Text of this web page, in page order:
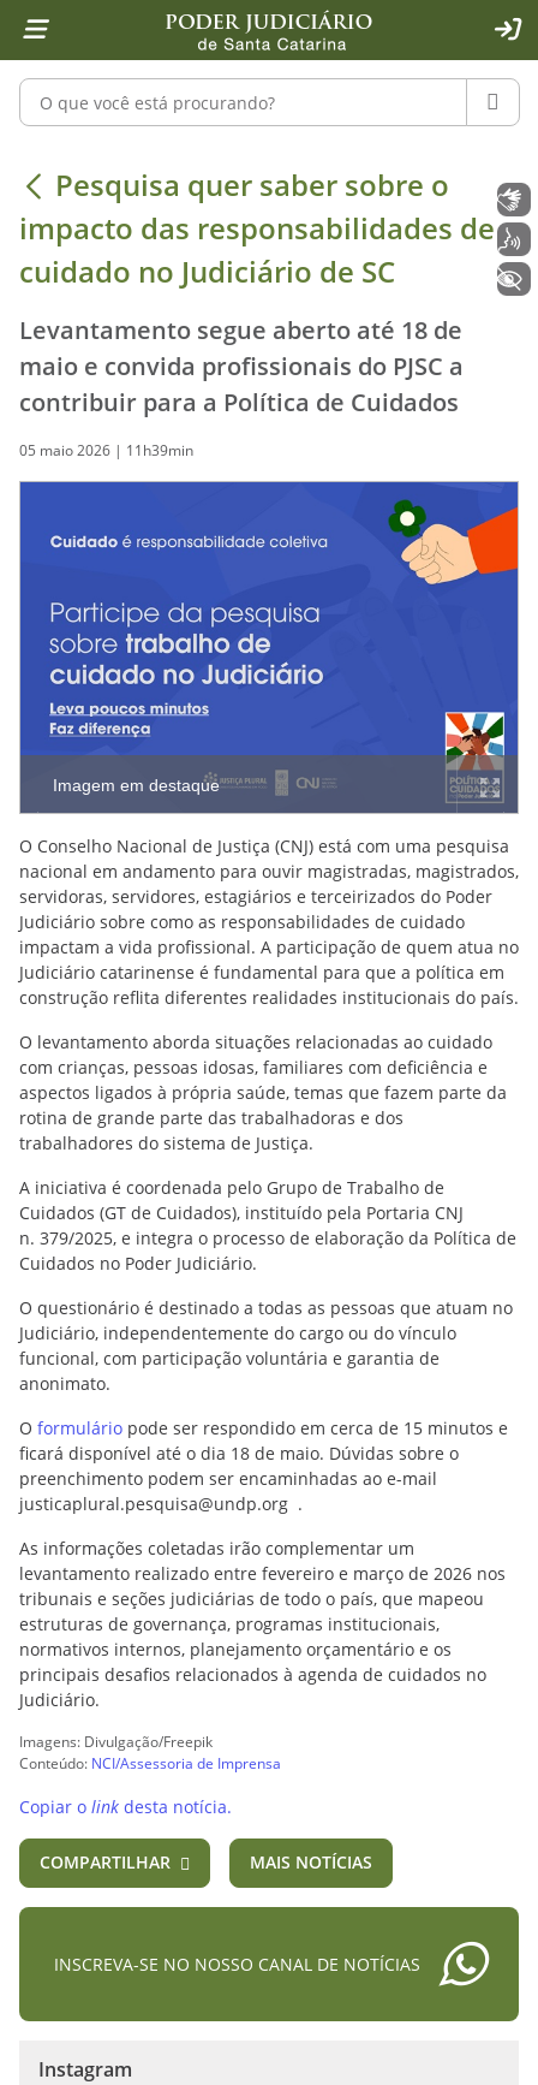
1 Ir para o conteúdo
2 Ir para a ferramenta de acessibilidade - Rybená
4 Ir para o menu principal
5 Ir para a pesquisa
6 Ir para o rodapé
7 Ir para a página inicial
Pesquisar no portal
Pesquisa quer saber sobre o
Pesquisa quer saber sobre o
impacto das responsabilidades de
cuidado no Judiciário de SC
Levantamento segue aberto até 18 de
maio e convida profissionais do PJSC a
contribuir para a Política de Cuidados
05 maio 2026 | 11h39min
Imagem em destaque
O Conselho Nacional de Justiça (CNJ) está com uma pesquisa
nacional em andamento para ouvir magistradas, magistrados,
servidoras, servidores, estagiários e terceirizados do Poder
Judiciário sobre como as responsabilidades de cuidado
impactam a vida profissional. A participação de quem atua no
Judiciário catarinense é fundamental para que a política em
construção reflita diferentes realidades institucionais do país.
O levantamento aborda situações relacionadas ao cuidado
com crianças, pessoas idosas, familiares com deficiência e
aspectos ligados à própria saúde, temas que fazem parte da
rotina de grande parte das trabalhadoras e dos
trabalhadores do sistema de Justiça.
A iniciativa é coordenada pelo Grupo de Trabalho de
Cuidados (GT de Cuidados), instituído pela Portaria CNJ
n. 379/2025, e integra o processo de elaboração da Política de
Cuidados no Poder Judiciário.
O questionário é destinado a todas as pessoas que atuam no
Judiciário, independentemente do cargo ou do vínculo
funcional, com participação voluntária e garantia de
anonimato.
O formulário pode ser respondido em cerca de 15 minutos e
ficará disponível até o dia 18 de maio. Dúvidas sobre o
preenchimento podem ser encaminhadas ao e-mail
justicaplural.pesquisa@undp.org .
As informações coletadas irão complementar um
levantamento realizado entre fevereiro e março de 2026 nos
tribunais e seções judiciárias de todo o país, que mapeou
estruturas de governança, programas institucionais,
normativos internos, planejamento orçamentário e os
principais desafios relacionados à agenda de cuidados no
Judiciário.
Imagens: Divulgação/Freepik
Conteúdo: NCI/Assessoria de Imprensa
Copiar o link desta notícia.
COMPARTILHAR MAIS NOTÍCIAS
INSCREVA-SE NO NOSSO CANAL DE NOTÍCIAS
Instagram
Libras
Voz
+ Acessibilidade